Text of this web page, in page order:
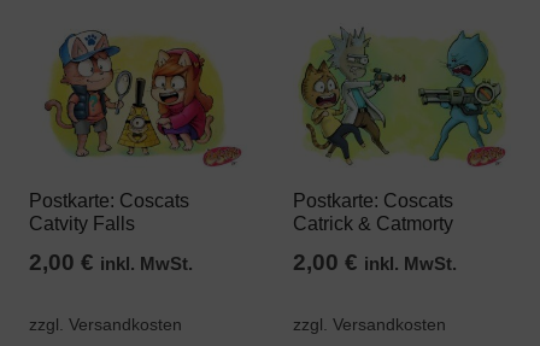
Postkarte: Coscats
Catvity Falls
2,00 € inkl. MwSt.
zzgl. Versandkosten
Postkarte: Coscats
Catrick & Catmorty
2,00€ inkl. MwSt.
zzgl. Versandkosten